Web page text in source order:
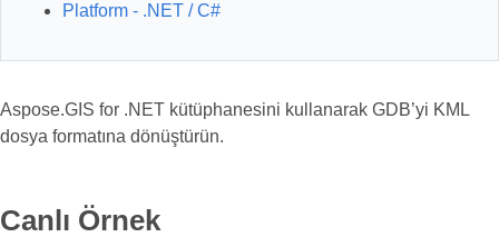
Platform - .NET / C#
Aspose.GIS for .NET kütüphanesini kullanarak GDB’yi KML
dosya formatına dönüştürün.
Canlı Örnek